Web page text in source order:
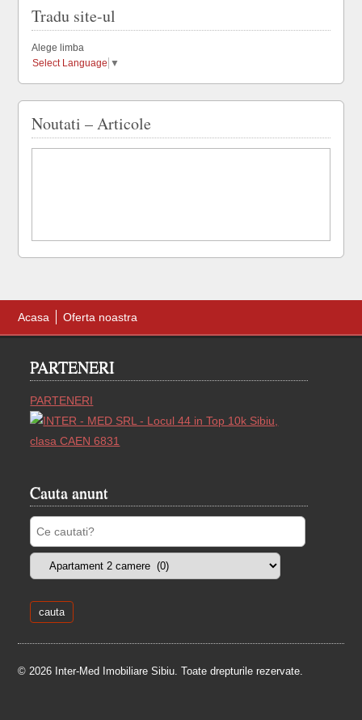
Tradu site-ul
Alege limba
Select Language ▼
Noutati – Articole
Acasa Oferta noastra
PARTENERI
PARTENERI
Cauta anunt
© 2026 Inter-Med Imobiliare Sibiu. Toate drepturile rezervate.